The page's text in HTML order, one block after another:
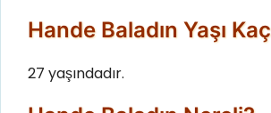
Hande Baladın Yaşı
27 yaşındadır.